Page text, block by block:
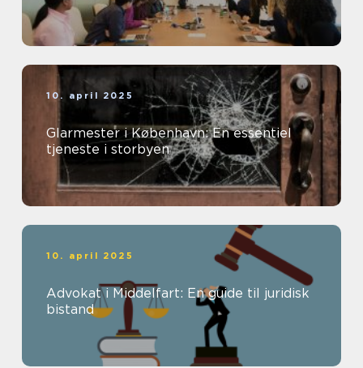
10. april 2025
Glarmester i København: En essentiel
tjeneste i storbyen
10. april 2025
Advokat i Middelfart: En guide til juridisk
bistand